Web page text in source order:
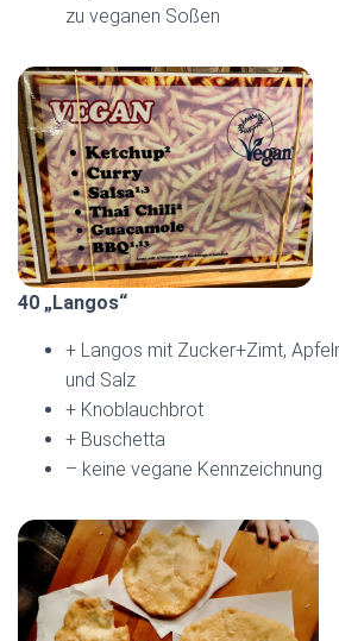
zu veganen Soßen
40 „Langos“
+ Langos mit Zucker+Zimt,
und Salz
+ Knoblauchbrot
+ Buschetta
– keine vegane Kennzeichnung